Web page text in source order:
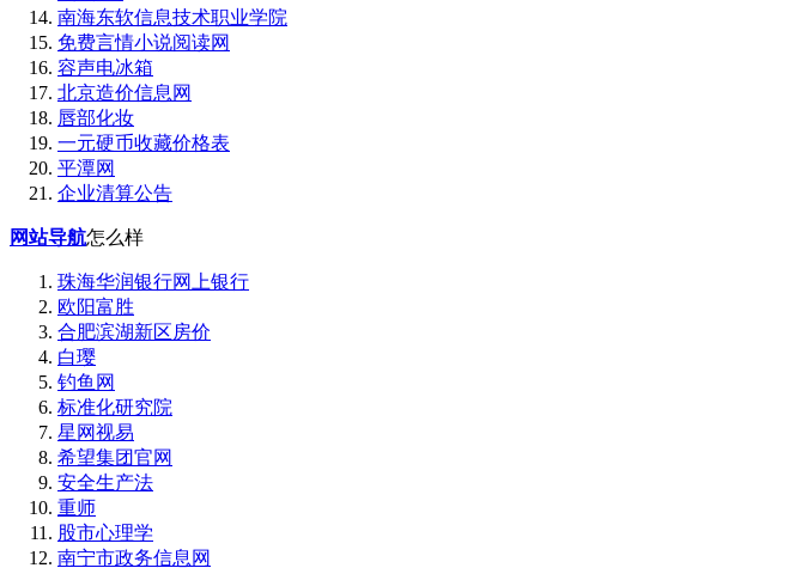
南海东软信息技术职业学院
免费言情小说阅读网
容声电冰箱
北京造价信息网
唇部化妆
一元硬币收藏价格表
平潭网
企业清算公告
网站导航怎么样
珠海华润银行网上银行
欧阳富胜
合肥滨湖新区房价
白璎
钓鱼网
标准化研究院
星网视易
希望集团官网
安全生产法
重师
股市心理学
南宁市政务信息网